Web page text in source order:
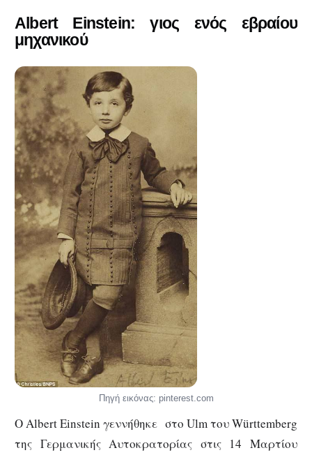
Albert Einstein: γιος ενός εβραίου
μηχανικού
Πηγή εικόνας: pinterest.com
Ο Albert Einstein γεννήθηκε στο Ulm του Württemberg
της Γερμανικής Αυτοκρατορίας στις 14 Μαρτίου